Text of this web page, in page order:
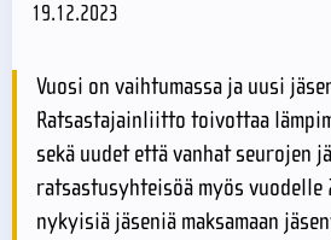
19.12.2023
Vuosi on vaihtumassa ja uusi
Ratsastajainliitto toivottaa
sekä uudet että vanhat seurojen
ratsastusyhteisöä myös vuodelle
nykyisiä jäseniä maksamaan